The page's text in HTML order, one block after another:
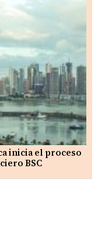
inicia el proceso
BSC